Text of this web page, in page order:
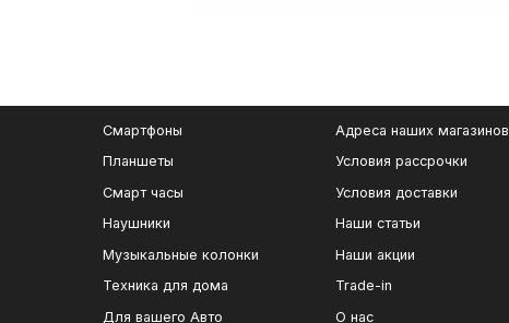
Смартфоны
Планшеты
Смарт часы
Наушники
Музыкальные колонки
Техника для дома
Для вашего Авто
Адреса наших магазинов
Условия рассрочки
Условия доставки
Наши статьи
Наши акции
Trade-in
О нас